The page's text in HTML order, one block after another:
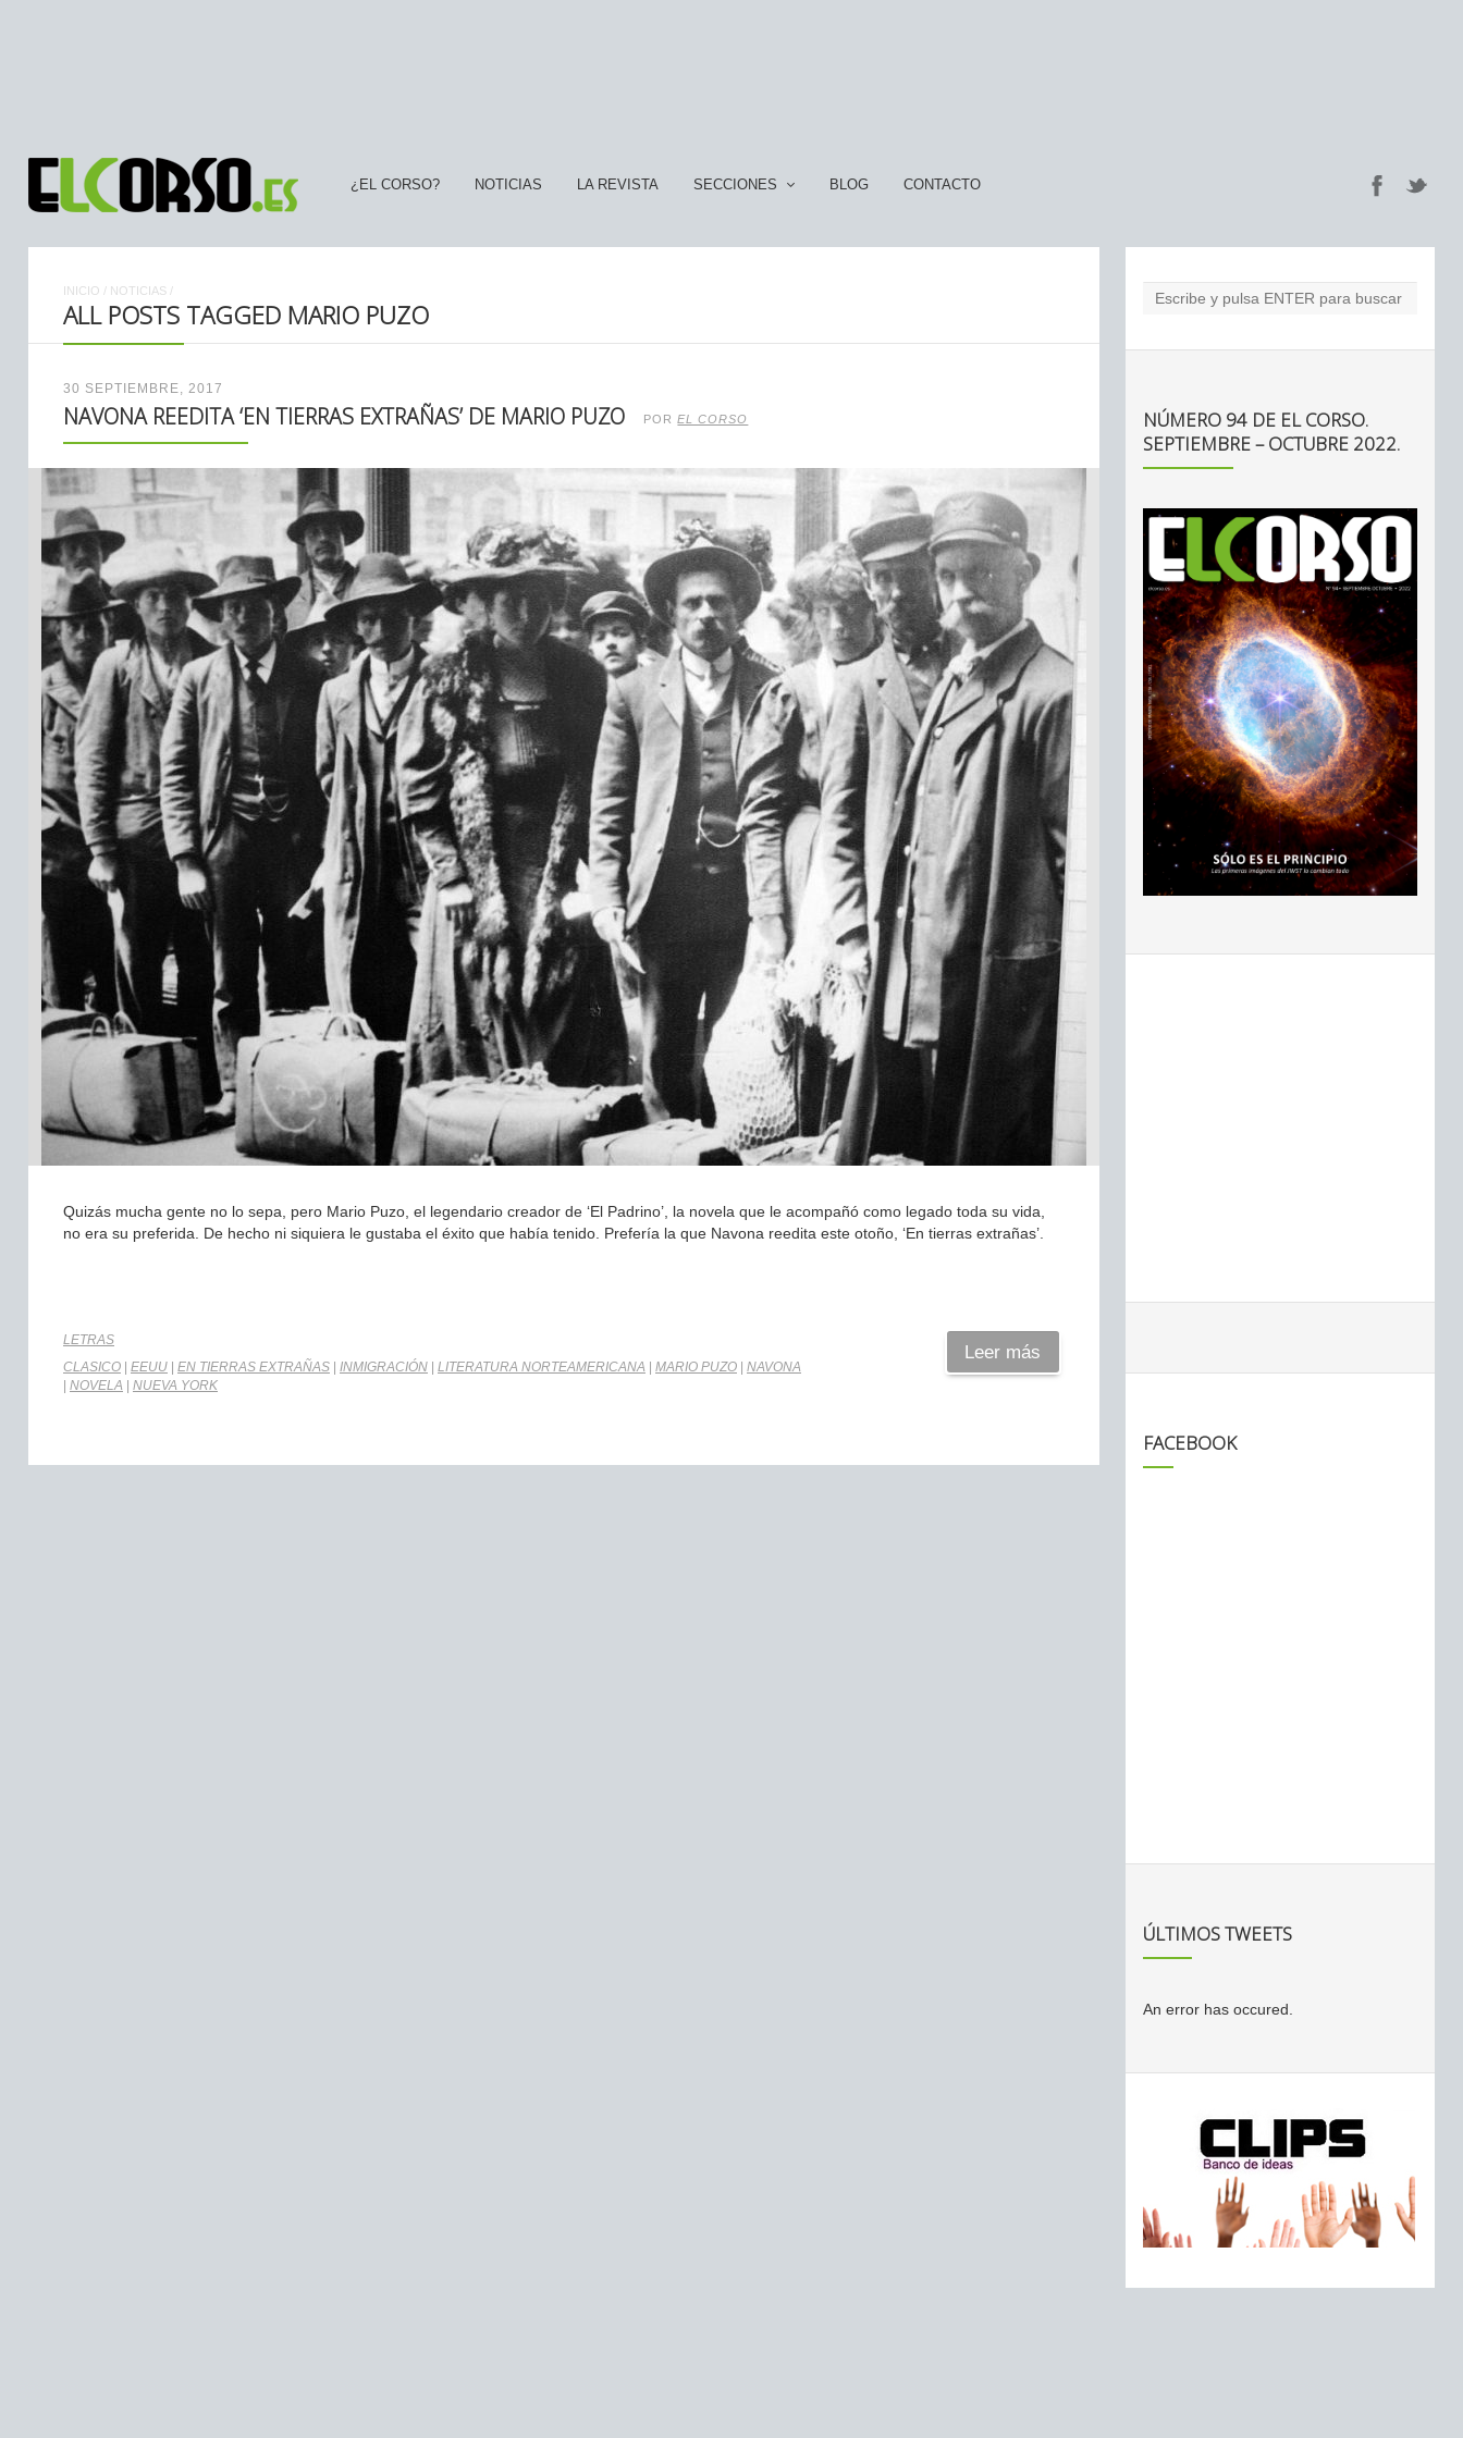
¿EL CORSO? NOTICIAS LA REVISTA SECCIONES BLOG CONTACTO
INICIO / NOTICIAS /
ALL POSTS TAGGED MARIO PUZO
30 SEPTIEMBRE, 2017
NAVONA REEDITA ‘EN TIERRAS EXTRAÑAS’ DE MARIO PUZO POREL CORSO
Quizás mucha gente no lo sepa, pero Mario Puzo, el legendario creador de ‘El Padrino’, la novela que le acompañó como legado toda su vida,
no era su preferida. De hecho ni siquiera le gustaba el éxito que había tenido. Prefería la que Navona reedita este otoño, ‘En tierras extrañas’.
LETRAS
CLASICO
EEUU EN TIERRAS EXTRAÑAS INMIGRACIÓN LITERATURA NORTEAMERICANA MARIO PUZO
NAVONA
NOVELA NUEVA YORK
Leer más
NÚMERO 94 DE EL CORSO.
SEPTIEMBRE – OCTUBRE 2022.
FACEBOOK
ÚLTIMOS TWEETS
An error has occured.